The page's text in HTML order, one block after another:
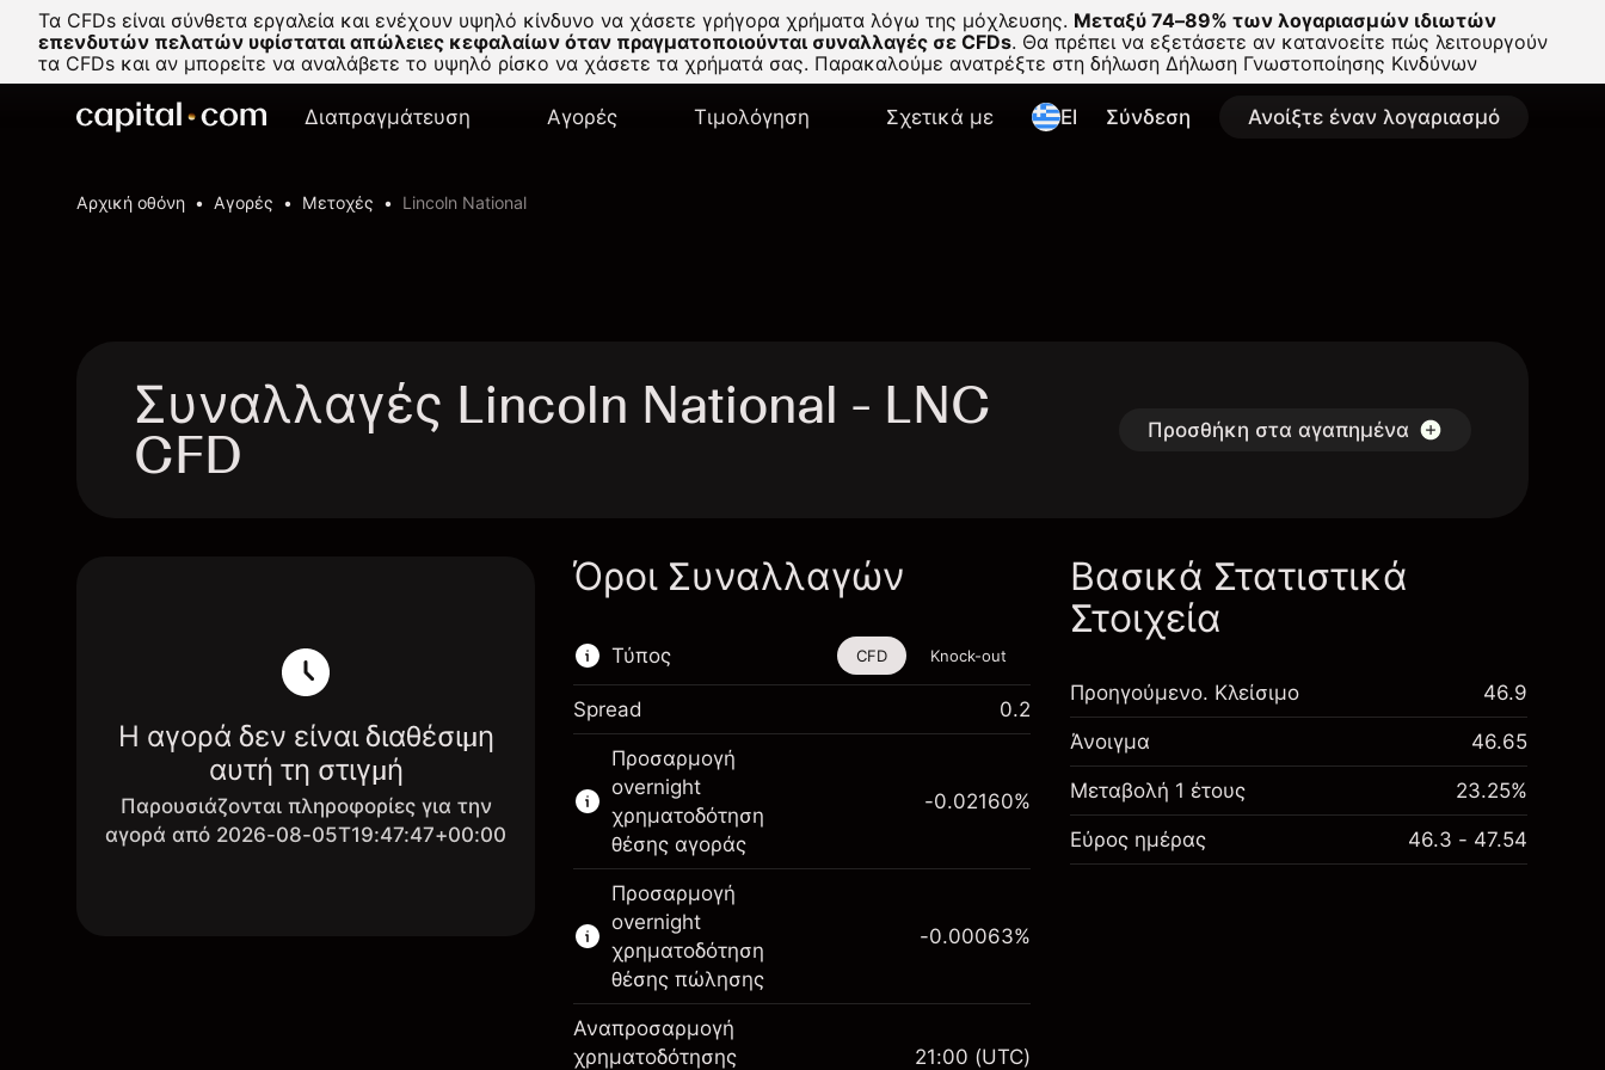
Τα CFDs είναι σύνθετα εργαλεία και ενέχουν υψηλό κίνδυνο να χάσετε γρήγορα χρήματα λόγω της μόχλευσης. Μεταξύ 74–89% των λογαριασμών ιδιωτών
επενδυτών πελατών υφίσταται απώλειες κεφαλαίων όταν πραγματοποιούνται συναλλαγές σε CFDs. Θα πρέπει να εξετάσετε αν κατανοείτε πώς λειτουργούν
τα CFDs και αν μπορείτε να αναλάβετε το υψηλό ρίσκο να χάσετε τα χρήματά σας. Παρακαλούμε ανατρέξτε στη δήλωση Δήλωση Γνωστοποίησης Κινδύνων
Διαπραγμάτευση Αγορές Τιμολόγηση Σχετικά με El Σύνδεση Ανοίξτε έναν λογαριασμό
Αρχική οθόνη Αγορές Μετοχές Lincoln National
Συναλλαγές Lincoln National - LNC
CFD Προσθήκη στα αγαπημένα
Η αγορά δεν είναι διαθέσιμη
αυτή τη στιγμή
Παρουσιάζονται πληροφορίες για την
αγορά από 2026-08-05T19:47:47+00:00
Όροι Συναλλαγών
Τύπος
Αυτό το χρηματοοικονομικό εργαλείο είναι
διαθέσιμο για διαπραγμάτευση μέσω CFDs και
Knock-outs.
Μάθετε περισσότερα σχετικά με:
CFDs
Knock-outs
CFD Knock-out
Spread 0.2
Προσαρμογή
overnight
χρηματοδότηση
θέσης αγοράς
Περιθώριο. Η επένδυσή
-0.02160%
Προσαρμογή
overnight
χρηματοδότηση
θέσης πώλησης
-0.00063%
Αναπροσαρμογή
χρηματοδότησης
21:00 (UTC)
Βασικά Στατιστικά
Στοιχεία
Προηγούμενο. Κλείσιμο 46.9
Άνοιγμα 46.65
Μεταβολή 1 έτους 23.25%
Εύρος ημέρας 46.3 - 47.54